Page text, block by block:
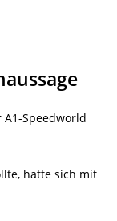
Speedworld
hatte sich mit